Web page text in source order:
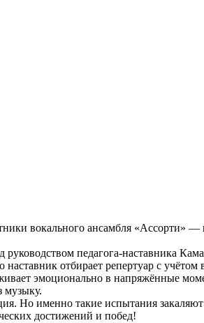
вокального ансамбля «Ассорти»
педагога-наставника
отбирает репертуар с учётом
эмоционально в напряжённые
музыку.
Но именно такие испытания
достижений и побед!